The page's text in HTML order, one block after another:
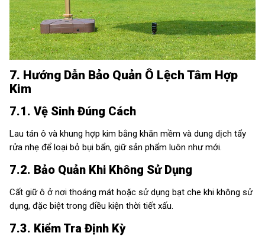
7. Hướng Dẫn Bảo Quản Ô Lệch Tâm Hợp
Kim
7.1. Vệ Sinh Đúng Cách
Lau tán ô và khung hợp kim bằng khăn mềm và dung dịch tẩy
rửa nhẹ để loại bỏ bụi bẩn, giữ sản phẩm luôn như mới.
7.2. Bảo Quản Khi Không Sử Dụng
Cất giữ ô ở nơi thoáng mát hoặc sử dụng bạt che khi không sử
dụng, đặc biệt trong điều kiện thời tiết xấu.
7.3. Kiểm Tra Định Kỳ